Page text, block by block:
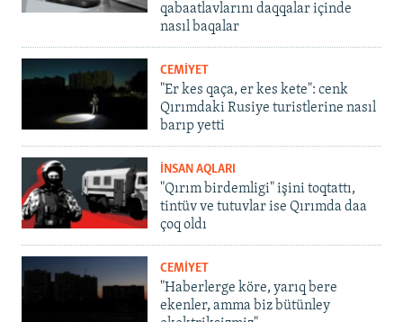
qabaatlavlarını daqqalar içinde
nasıl baqalar
CEMİYET
"Er kes qaça, er kes kete": cenk
Qırımdaki Rusiye turistlerine nasıl
barıp yetti
İNSAN AQLARI
"Qırım birdemligi" işini toqtattı,
tintüv ve tutuvlar ise Qırımda daa
çoq oldı
CEMİYET
"Haberlerge köre, yarıq bere
ekenler, amma biz bütünley